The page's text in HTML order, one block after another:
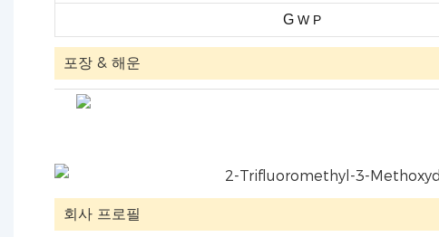
G W P
포장 & 해운
회사 프로필